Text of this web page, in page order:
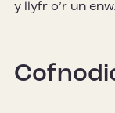
y llyfr o’r un enw.